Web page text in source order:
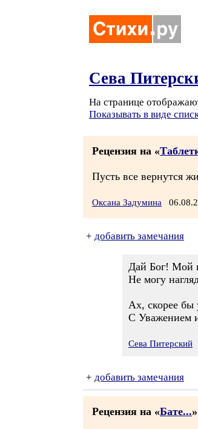
Сева
На странице
Показывать в виде
Рецензия на «
Пусть все вернутся
Оксана Задумина
+ добавить замечания
Дай Бог! Мой
Не могу
Ах, скорее бы
С Уважением
Сева Питерский
+ добавить замечания
Рецензия на «Бате...